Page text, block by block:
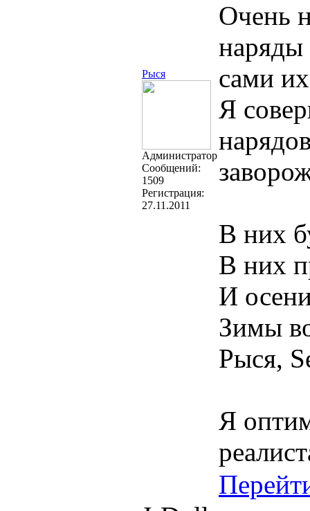
Рыся
Администратор
Cообщений:
1509
Регистрация:
27.11.2011
Очень
наряды
сами
Я
В них
В них
И
Зимы
Рыся,
Я